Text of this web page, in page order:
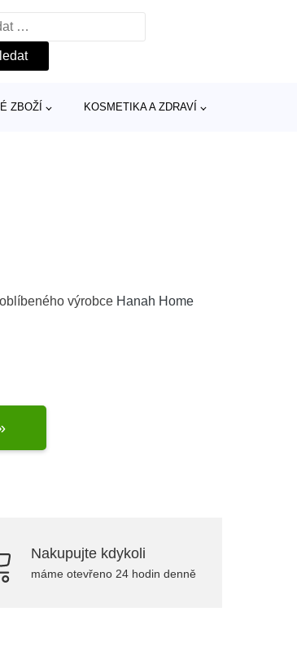
ZBOŽÍ KOSMETIKA A ZDRAVÍ
výrobce Hanah Home
Nakupujte kdykoli
máme otevřeno 24 hodin denně